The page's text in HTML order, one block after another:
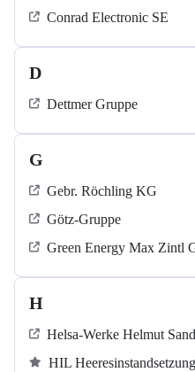
Conrad Electronic SE
D
Dettmer Gruppe
G
Gebr. Röchling KG
Götz-Gruppe
Green Energy Max Zintl
H
Helsa-Werke Helmut
HIL